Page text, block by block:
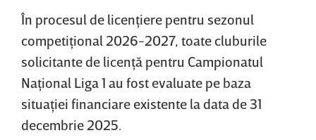
În procesul de licenţiere pentru sezonul
competiţional 2026-2027, toate cluburile
solicitante de licenţă pentru Campionatul
Naţional Liga 1 au fost evaluate pe baza
situaţiei financiare existente la data de 31
decembrie 2025.